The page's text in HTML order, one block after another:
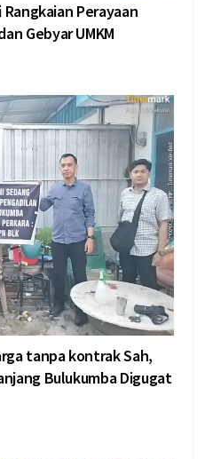
Rangkaian Perayaan
Gebyar UMKM
tanpa kontrak Sah,
Bulukumba Digugat